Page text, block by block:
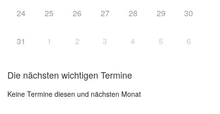
24 25 26 27 28 29 30
31 1 2 3 4 5 6
Die nächsten wichtigen Termine
Keine Termine diesen und nächsten Monat